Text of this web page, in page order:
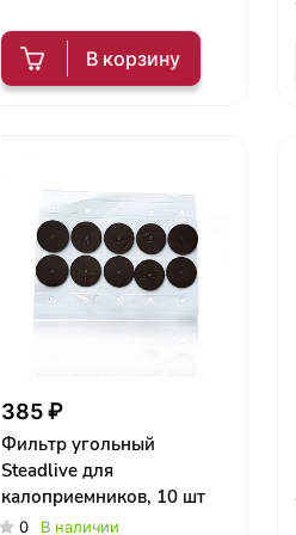
В корзину
385 ₽
Фильтр угольный
Steadlive для
калоприемников, 10 шт
0 В наличии